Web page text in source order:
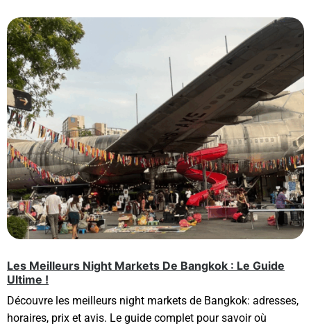
Les Meilleurs Night Markets De Bangkok : Le Guide
Ultime !
Découvre les meilleurs night markets de Bangkok: adresses,
horaires, prix et avis. Le guide complet pour savoir où